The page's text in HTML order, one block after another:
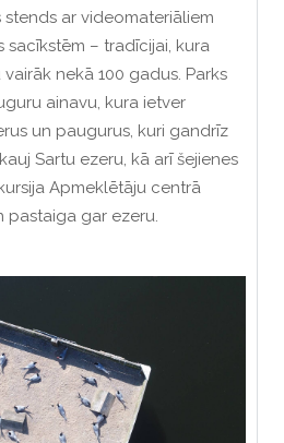
stends ar videomateriāliem
sacīkstēm – tradīcijai, kura
nekā 100 gadus. Parks
ainavu, kura ietver
un paugurus, kuri gandrīz
Sartu ezeru, kā arī šejienes
Apmeklētāju centrā
gar ezeru.